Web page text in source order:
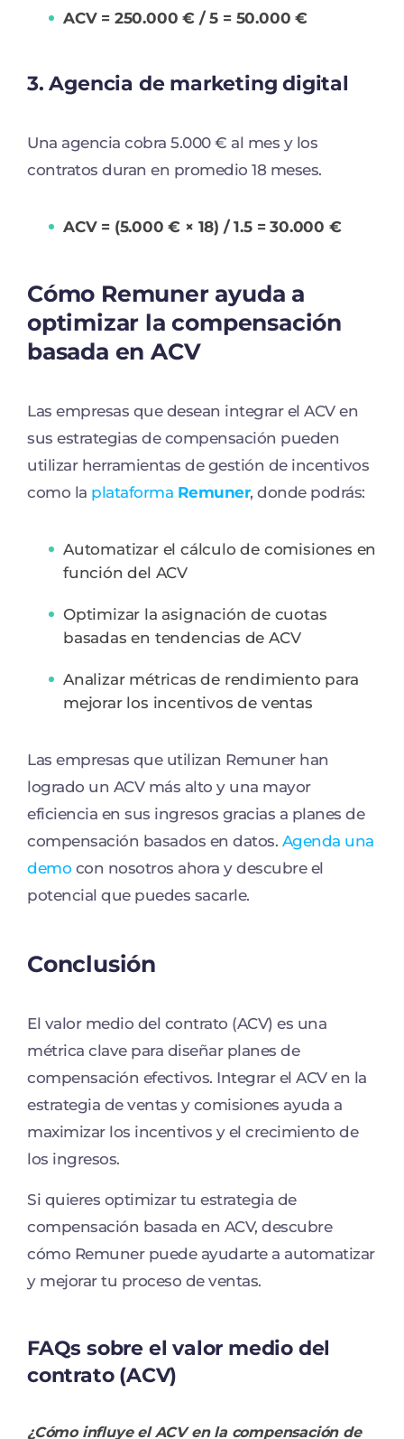
ACV = 250.000 € / 5 = 50.000 €
3. Agencia de marketing digital
Una agencia cobra 5.000 € al mes y los
contratos duran en promedio 18 meses.
ACV = (5.000 € × 18) / 1.5 = 30.000 €
Cómo Remuner ayuda a
optimizar la compensación
basada en ACV
Las empresas que desean integrar el ACV en
sus estrategias de compensación pueden
utilizar herramientas de gestión de incentivos
como la plataforma Remuner, donde podrás:
Automatizar el cálculo de comisiones en
función del ACV
Optimizar la asignación de cuotas
basadas en tendencias de ACV
Analizar métricas de rendimiento para
mejorar los incentivos de ventas
Las empresas que utilizan Remuner han
logrado un ACV más alto y una mayor
eficiencia en sus ingresos gracias a planes de
compensación basados en datos. Agenda una
demo con nosotros ahora y descubre el
potencial que puedes sacarle.
Conclusión
El valor medio del contrato (ACV) es una
métrica clave para diseñar planes de
compensación efectivos. Integrar el ACV en la
estrategia de ventas y comisiones ayuda a
maximizar los incentivos y el crecimiento de
los ingresos.
Si quieres optimizar tu estrategia de
compensación basada en ACV, descubre
cómo Remuner puede ayudarte a automatizar
y mejorar tu proceso de ventas.
FAQs sobre el valor medio del
contrato (ACV)
¿Cómo influye el ACV en la compensación de